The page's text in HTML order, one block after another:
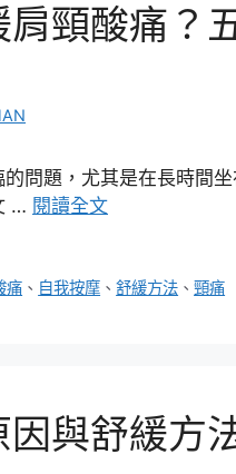
頸酸痛？
問題，尤其是在長時間
… 閱讀全文
痛 、 自我按摩 、舒緩方法 、頸痛
與舒緩方